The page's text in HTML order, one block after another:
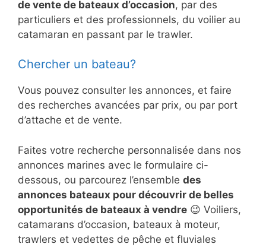
de vente de bateaux d’occasion, par des
particuliers et des professionnels, du voilier au
catamaran en passant par le trawler.
Chercher un bateau?
Vous pouvez consulter les annonces, et faire
des recherches avancées par prix, ou par port
d’attache et de vente.
Faites votre recherche personnalisée dans nos
annonces marines avec le formulaire ci-
dessous, ou parcourez l’ensemble des
annonces bateaux pour découvrir de belles
opportunités de bateaux à vendre 😉 Voiliers,
catamarans d’occasion, bateaux à moteur,
trawlers et vedettes de pêche et fluviales